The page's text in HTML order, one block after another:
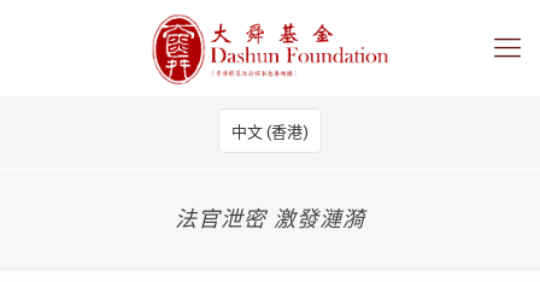
中文 (香港)
法官泄密 激發漣漪